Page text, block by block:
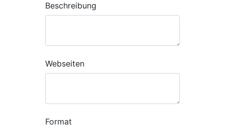
Beschreibung
Webseiten
Format